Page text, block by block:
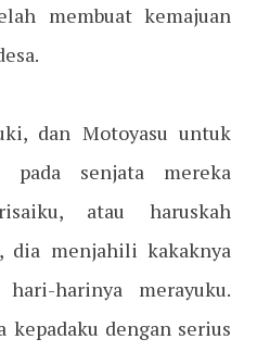
membuat kemajuan
dan Motoyasu untuk
pada senjata mereka
atau haruskah
dia menjahili kakaknya
harinya merayuku.
kepadaku dengan serius